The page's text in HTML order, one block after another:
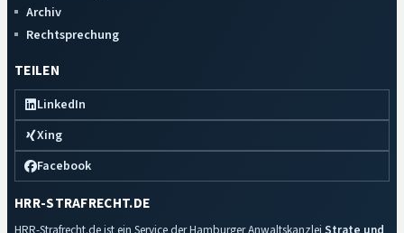
Archiv
Rechtsprechung
TEILEN
LinkedIn
Xing
Facebook
HRR-STRAFRECHT.DE